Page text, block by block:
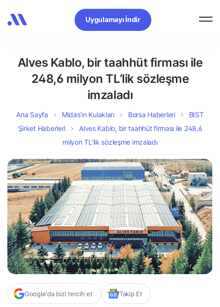
Uygulamayı İndir
Alves Kablo, bir taahhüt firması ile
248,6 milyon TL’lik sözleşme
imzaladı
Ana Sayfa Midas’ın Kulakları Borsa Haberleri
BIST
Şirket Haberleri
Alves Kablo, bir taahhüt firması ile 248,6
milyon TL’lik sözleşme imzaladı
Google'da bizi tercih et Takip Et